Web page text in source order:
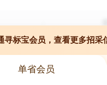
寻标宝会员，查看更多招采
单省会员